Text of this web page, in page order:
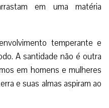
em uma matéria
temperante e
A santidade não é outra
em homens e mulheres
e suas almas aspiram ao